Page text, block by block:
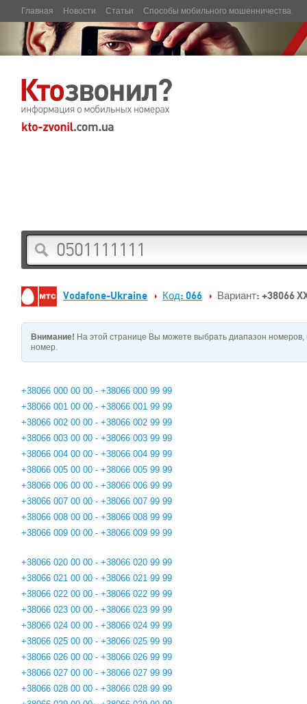
Главная Новости Статьи Способы мобильного мошенничества
Vodafone-Ukraine Код: 066 Вариант: +38066
Внимание! На этой странице Вы можете выбрать диапазон
номер.
+38066 000 00 00 - +38066 000 99 99
+38066 001 00 00 - +38066 001 99 99
+38066 002 00 00 - +38066 002 99 99
+38066 003 00 00 - +38066 003 99 99
+38066 004 00 00 - +38066 004 99 99
+38066 005 00 00 - +38066 005 99 99
+38066 006 00 00 - +38066 006 99 99
+38066 007 00 00 - +38066 007 99 99
+38066 008 00 00 - +38066 008 99 99
+38066 009 00 00 - +38066 009 99 99
+38066 020 00 00 - +38066 020 99 99
+38066 021 00 00 - +38066 021 99 99
+38066 022 00 00 - +38066 022 99 99
+38066 023 00 00 - +38066 023 99 99
+38066 024 00 00 - +38066 024 99 99
+38066 025 00 00 - +38066 025 99 99
+38066 026 00 00 - +38066 026 99 99
+38066 027 00 00 - +38066 027 99 99
+38066 028 00 00 - +38066 028 99 99